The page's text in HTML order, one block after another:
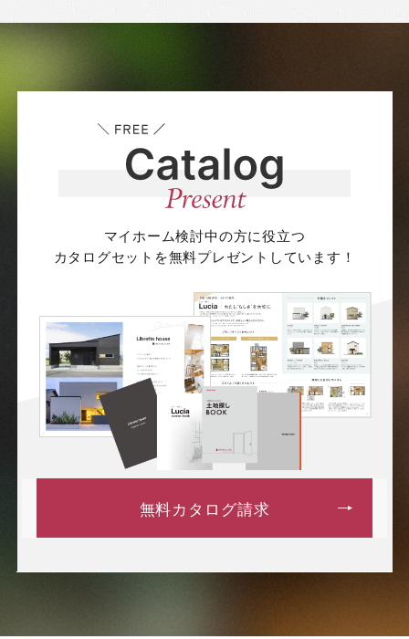
マイホーム検討中の方に役立つ
カタログセットを無料プレゼントしています！
無料カタログ請求